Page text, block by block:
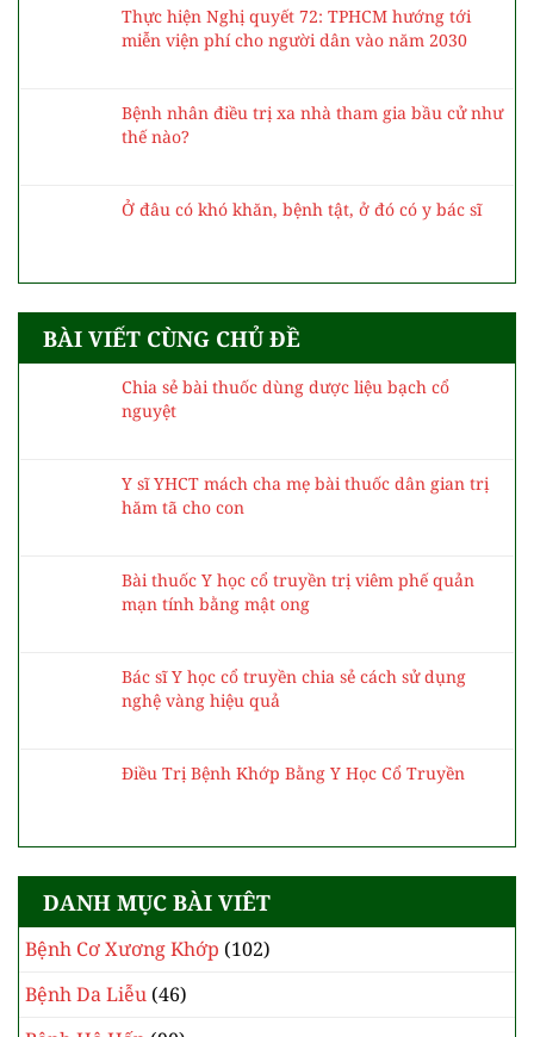
Thực hiện Nghị quyết 72: TPHCM hướng tới
miễn viện phí cho người dân vào năm 2030
Bệnh nhân điều trị xa nhà tham gia bầu cử như
thế nào?
Ở đâu có khó khăn, bệnh tật, ở đó có y bác sĩ
BÀI VIẾT CÙNG CHỦ ĐỀ
Chia sẻ bài thuốc dùng dược liệu bạch cổ
nguyệt
Y sĩ YHCT mách cha mẹ bài thuốc dân gian trị
hăm tã cho con
Bài thuốc Y học cổ truyền trị viêm phế quản
mạn tính bằng mật ong
Bác sĩ Y học cổ truyền chia sẻ cách sử dụng
nghệ vàng hiệu quả
Điều Trị Bệnh Khớp Bằng Y Học Cổ Truyền
DANH MỤC BÀI VIÊT
Bệnh Cơ Xương Khớp (102)
Bệnh Da Liễu (46)